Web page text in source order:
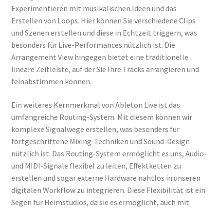
Experimentieren mit musikalischen Ideen und das
Erstellen von Loops. Hier können Sie verschiedene Clips
und Szenen erstellen und diese in Echtzeit triggern, was
besonders für Live-Performances nützlich ist. Die
Arrangement View hingegen bietet eine traditionelle
lineare Zeitleiste, auf der Sie Ihre Tracks arrangieren und
feinabstimmen können.
Ein weiteres Kernmerkmal von Ableton Live ist das
umfangreiche Routing-System. Mit diesem können wir
komplexe Signalwege erstellen, was besonders für
fortgeschrittene Mixing-Techniken und Sound-Design
nützlich ist. Das Routing-System ermöglicht es uns, Audio-
und MIDI-Signale flexibel zu leiten, Effektketten zu
erstellen und sogar externe Hardware nahtlos in unseren
digitalen Workflow zu integrieren. Diese Flexibilität ist ein
Segen für Heimstudios, da sie es ermöglicht, auch mit